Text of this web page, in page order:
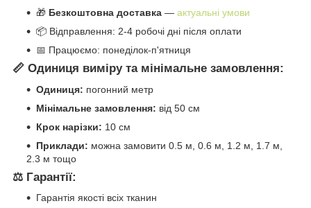
🎁 Безкоштовна доставка — актуальні умови
📦 Відправлення: 2-4 робочі дні після оплати
📅 Працюємо: понеділок-п'ятниця
📏 Одиниця виміру та мінімальне замовлення:
Одиниця: погонний метр
Мінімальне замовлення: від 50 см
Крок нарізки: 10 см
Приклади: можна замовити 0.5 м, 0.6 м, 1.2 м, 1.7 м,
2.3 м тощо
⚖️ Гарантії:
Гарантія якості всіх тканин